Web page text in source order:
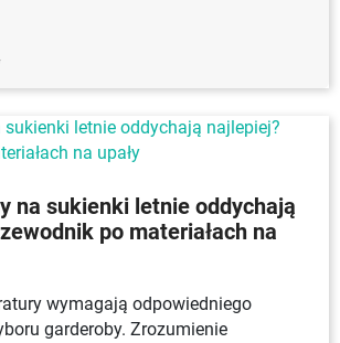
na sukienki letnie oddychają
po materiałach na
wymagają odpowiedniego
garderoby. Zrozumienie